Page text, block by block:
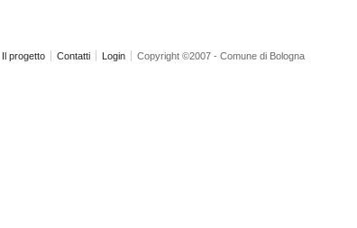
Il progetto Contatti Login Copyright ©2007 - Comune di Bologna